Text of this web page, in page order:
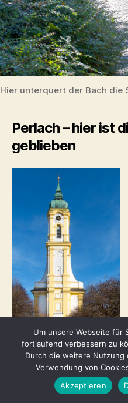
Hier unterquert der Bach die
Perlach – hier ist
geblieben
St. Michael am
Pfanzeltplatz
(20.02.2021) © Thomas
Um unsere Webseite für
fortlaufend verbessern zu
Durch die weitere Nutzung
Verwendung von
Akzeptieren